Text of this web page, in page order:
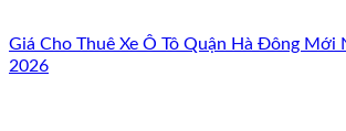
Giá Cho Thuê Xe Ô Tô Quận Hà Đông Mới
2026